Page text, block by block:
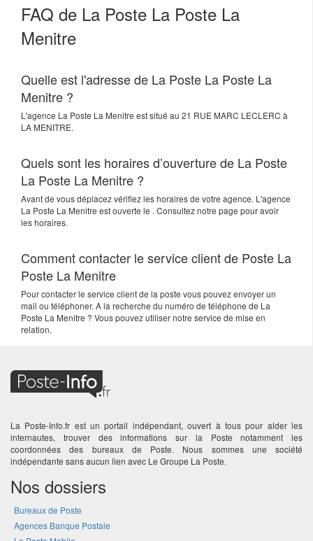
FAQ de La Poste La Poste La
Menitre
Quelle est l'adresse de La Poste La Poste La
Menitre ?
L'agence La Poste La Menitre est situé au 21 RUE MARC LECLERC à
LA MENITRE.
Quels sont les horaires d’ouverture de La Poste
La Poste La Menitre ?
Avant de vous déplacez vérifiez les horaires de votre agence. L'agence
La Poste La Menitre est ouverte le . Consultez notre page pour avoir
les horaires.
Comment contacter le service client de Poste La
Poste La Menitre
Pour contacter le service client de la poste vous pouvez envoyer un
mail ou téléphoner. A la recherche du numéro de téléphone de La
Poste La Menitre ? Vous pouvez utiliser notre service de mise en
relation.
La Poste-Info.fr est un portail indépendant, ouvert à tous pour aider les
internautes, trouver des informations sur la Poste notamment les
coordonnées des bureaux de Poste. Nous sommes une société
indépendante sans aucun lien avec Le Groupe La Poste.
Nos dossiers
Bureaux de Poste
Agences Banque Postale